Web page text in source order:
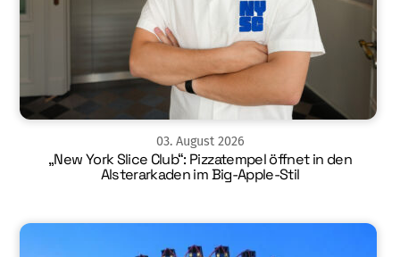
03. August 2026
„New York Slice Club“: Pizzatempel öffnet in den
Alsterarkaden im Big-Apple-Stil